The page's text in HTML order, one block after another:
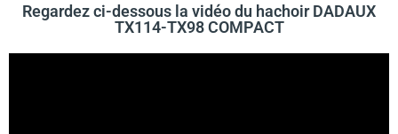
Regardez ci-dessous la vidéo du hachoir DADAUX
TX114-TX98 COMPACT